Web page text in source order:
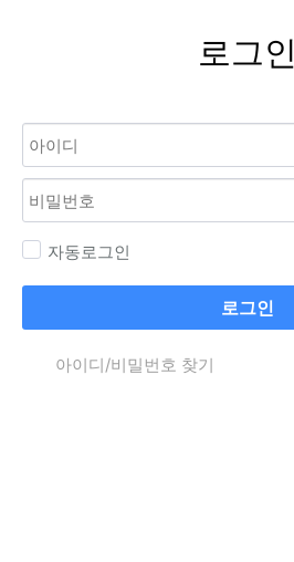
로그인
자동로그인
로그인
아이디/비밀번호 찾기